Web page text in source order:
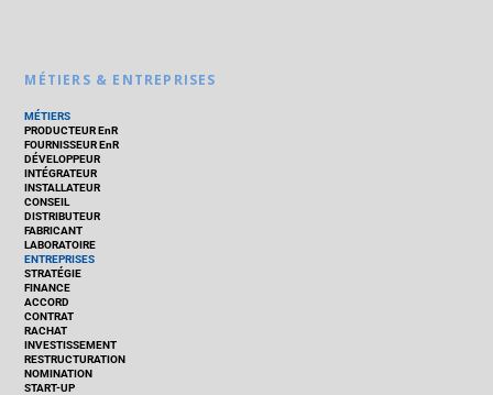
MÉTIERS & ENTREPRISES
MÉTIERS
PRODUCTEUR EnR
FOURNISSEUR EnR
DÉVELOPPEUR
INTÉGRATEUR
INSTALLATEUR
CONSEIL
DISTRIBUTEUR
FABRICANT
LABORATOIRE
ENTREPRISES
STRATÉGIE
FINANCE
ACCORD
CONTRAT
RACHAT
INVESTISSEMENT
RESTRUCTURATION
NOMINATION
START-UP